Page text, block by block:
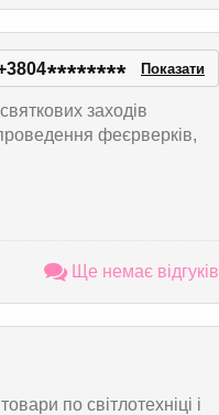
******** Показати
заходів
феєрверків,
Ще немає відгуків
по світлотехніці і